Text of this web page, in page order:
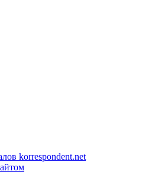
korrespondent.net